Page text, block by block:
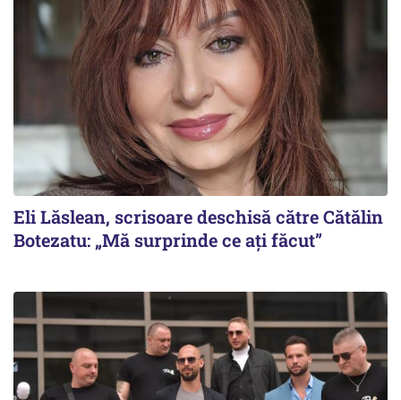
Eli Lăslean, scrisoare deschisă către Cătălin
Botezatu: „Mă surprinde ce ați făcut”